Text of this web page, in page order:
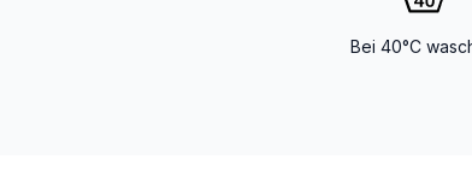
Bei 40°C